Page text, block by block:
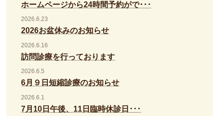
ホームページから24時間予約がで･･･
2026.6.23
2026お盆休みのお知らせ
2026.6.16
訪問診療を行っております
2026.6.5
6月９日短縮診療のお知らせ
2026.6.1
7月10日午後、11日臨時休診日･･･